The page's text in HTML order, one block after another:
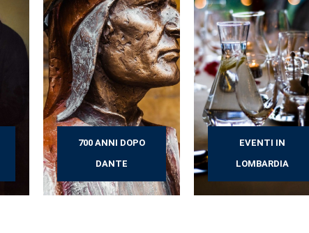
700 ANNI DOPO
DANTE
EVENTI IN
LOMBARDIA